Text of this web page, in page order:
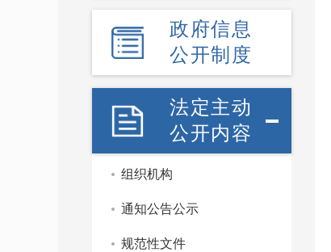
政府信息
公开制度
法定主动
公开内容
组织机构
通知公告公示
规范性文件